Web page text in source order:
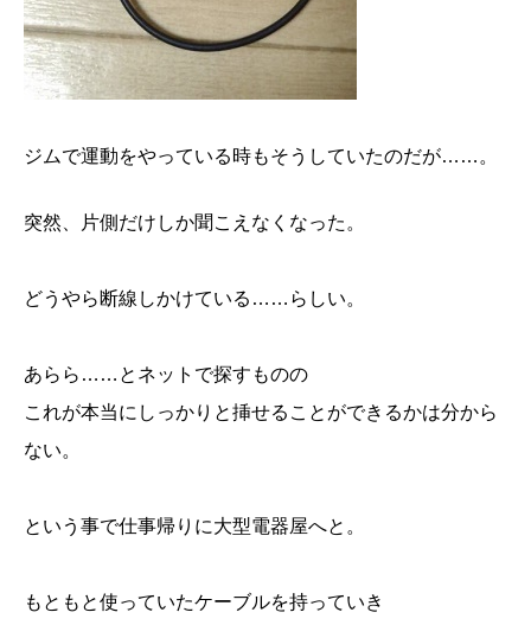
ジムで運動をやっている時もそうしていたのだが……。
突然、片側だけしか聞こえなくなった。
どうやら断線しかけている……らしい。
あらら……とネットで探すものの
これが本当にしっかりと挿せることができるかは分から
ない。
という事で仕事帰りに大型電器屋へと。
もともと使っていたケーブルを持っていき